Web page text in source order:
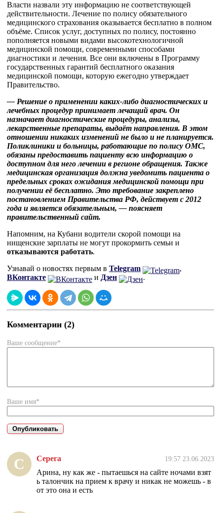
Власти назвали эту информацию не соответствующей
действительности. Лечение по полису обязательного
медицинского страхования оказывается бесплатно в полном
объёме. Список услуг, доступных по полису, постоянно
пополняется новыми видами высокотехнологичной
медицинской помощи, современными способами
диагностики и лечения. Все они включены в Программу
государственных гарантий бесплатного оказания
медицинской помощи, которую ежегодно утверждает
Правительство.
— Решение о применении каких-либо диагностических и
лечебных процедур принимает лечащий врач. Он
назначает диагностические процедуры, анализы,
лекарственные препараты, выдаёт направления. В этом
отношении никаких изменений не было и не планируется.
Поликлиники и больницы, работающие по полису ОМС,
обязаны предоставить пациенту всю информацию о
доступном для него лечении в регионе обращения. Также
медицинская организация должна уведомить пациента о
предельных сроках ожидания медицинской помощи при
получении её бесплатно. Это требование закреплено
постановлением Правительства РФ, действует с 2012
года и является обязательным, — поясняет
правительственный сайт.
Напомним, на Кубани водители скорой помощи на
нищенские зарплаты не могут прокормить семьи и
отказываются работать.
Узнавай о новостях первым в Telegram
,
ВКонтакте
и Дзен .
Комментарии (2)
Ваше сообщение*
Ваше имя*
С Серега 19:57 23.06.2023
Арина, ну как же - пытаешься на сайте ночами взят
ь талончик на прием к врачу и никак не можешь - в
от это она и есть